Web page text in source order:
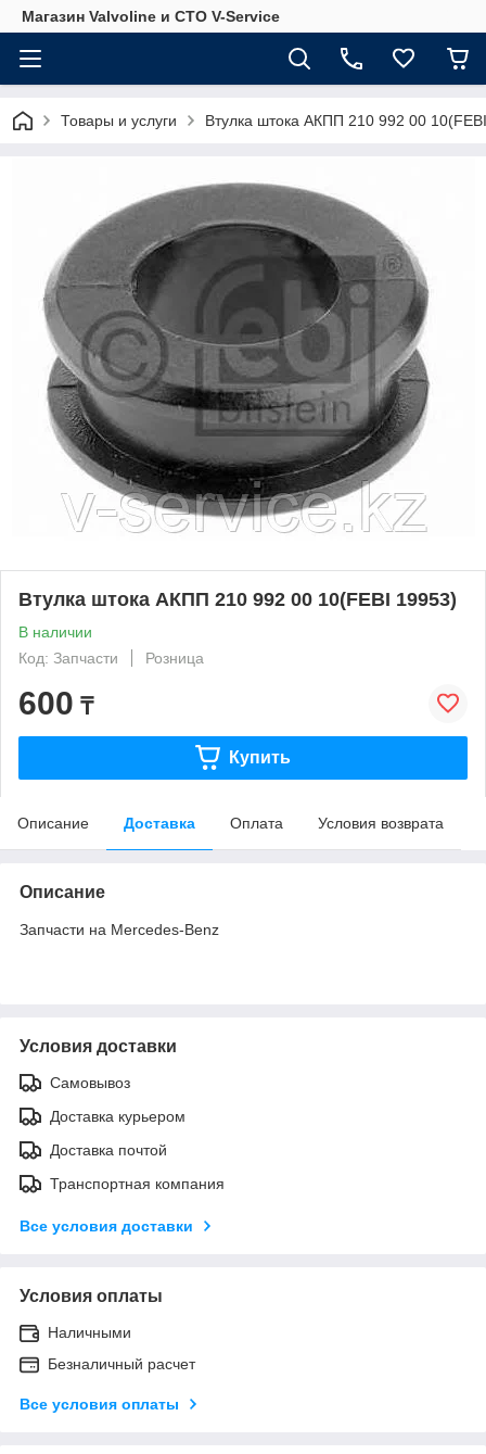
Магазин Valvoline и СТО V-Service
Товары и услуги Втулка штока АКПП 210 992 00
Втулка штока АКПП 210 992 00 10(FEBI 19953)
В наличии
Код: Запчасти
Розница
600 ₸
Купить
Описание Доставка Оплата Условия возврата
Описание
Запчасти на Mercedes-Benz
Условия доставки
Самовывоз
Доставка курьером
Доставка почтой
Транспортная компания
Все условия доставки
Условия оплаты
Наличными
Безналичный расчет
Все условия оплаты